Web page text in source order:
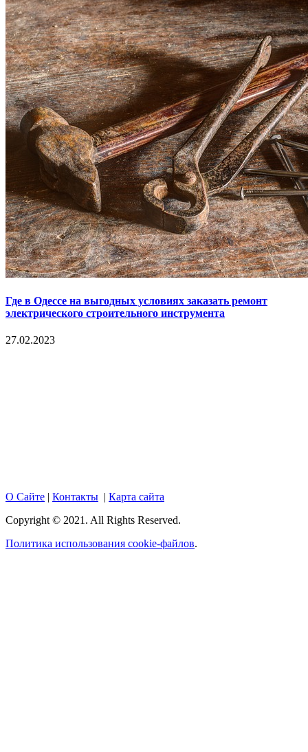
Где в Одессе на выгодных условиях заказать ремонт
электрического строительного инструмента
27.02.2023
О Сайте | Контакты | Карта сайта
Copyright © 2021. All Rights Reserved.
Политика использования cookie-файлов.